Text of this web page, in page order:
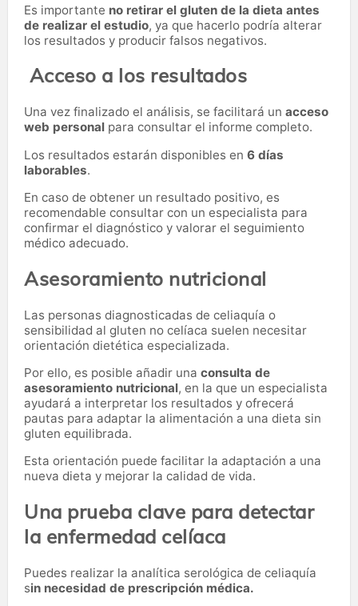
Es importante no retirar el gluten de la dieta antes
de realizar el estudio, ya que hacerlo podría alterar
los resultados y producir falsos negativos.
Acceso a los resultados
Una vez finalizado el análisis, se facilitará un acceso
web personal para consultar el informe completo.
Los resultados estarán disponibles en 6 días
laborables.
En caso de obtener un resultado positivo, es
recomendable consultar con un especialista para
confirmar el diagnóstico y valorar el seguimiento
médico adecuado.
Asesoramiento nutricional
Las personas diagnosticadas de celiaquía o
sensibilidad al gluten no celíaca suelen necesitar
orientación dietética especializada.
Por ello, es posible añadir una consulta de
asesoramiento nutricional, en la que un especialista
ayudará a interpretar los resultados y ofrecerá
pautas para adaptar la alimentación a una dieta sin
gluten equilibrada.
Esta orientación puede facilitar la adaptación a una
nueva dieta y mejorar la calidad de vida.
Una prueba clave para detectar
la enfermedad celíaca
Puedes realizar la analítica serológica de celiaquía
sin necesidad de prescripción médica.